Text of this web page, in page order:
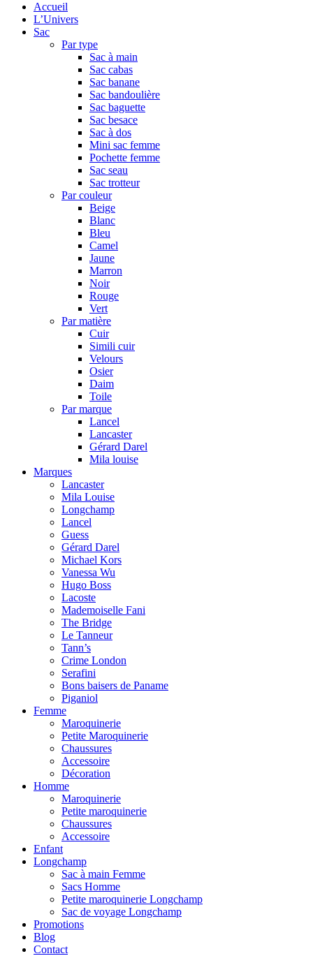
Accueil
L’Univers
Sac
Par type
Sac à main
Sac cabas
Sac banane
Sac bandoulière
Sac baguette
Sac besace
Sac à dos
Mini sac femme
Pochette femme
Sac seau
Sac trotteur
Par couleur
Beige
Blanc
Bleu
Camel
Jaune
Marron
Noir
Rouge
Vert
Par matière
Cuir
Simili cuir
Velours
Osier
Daim
Toile
Par marque
Lancel
Lancaster
Gérard Darel
Mila louise
Marques
Lancaster
Mila Louise
Longchamp
Lancel
Guess
Gérard Darel
Michael Kors
Vanessa Wu
Hugo Boss
Lacoste
Mademoiselle Fani
The Bridge
Le Tanneur
Tann’s
Crime London
Serafini
Bons baisers de Paname
Piganiol
Femme
Maroquinerie
Petite Maroquinerie
Chaussures
Accessoire
Décoration
Homme
Maroquinerie
Petite maroquinerie
Chaussures
Accessoire
Enfant
Longchamp
Sac à main Femme
Sacs Homme
Petite maroquinerie Longchamp
Sac de voyage Longchamp
Promotions
Blog
Contact